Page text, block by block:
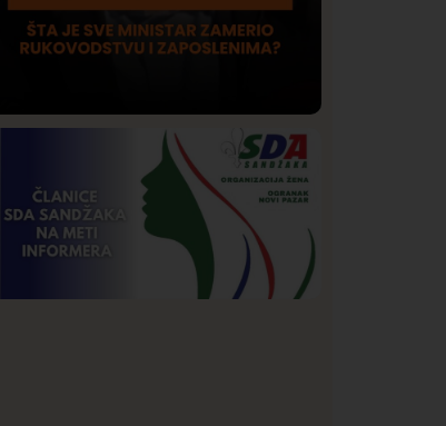
Lončar o Opštoj bolnici u Novom
Pazaru: „Šta glumite? Taksi stanicu?“